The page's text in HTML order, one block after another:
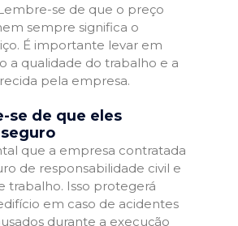
se de que o preço
sempre significa o
É importante levar em
a qualidade do trabalho e a
pela empresa.
se de que eles
que a empresa contratada
de responsabilidade civil e
trabalho. Isso protegerá
em caso de acidentes
durante a execução